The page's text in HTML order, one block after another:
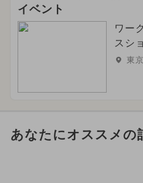
イベント
ワー
スシ
東
あなたにオススメの